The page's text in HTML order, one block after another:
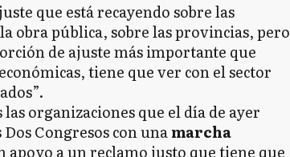
que está recayendo sobre las
obra pública, sobre las provincias, pero
de ajuste más importante que
tiene que ver con el sector
organizaciones que el día de ayer
Congresos con unamarcha
apoyo a un reclamo justo que tiene que